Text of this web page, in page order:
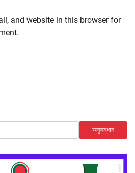
and website in this browser for
অনুসন্ধান